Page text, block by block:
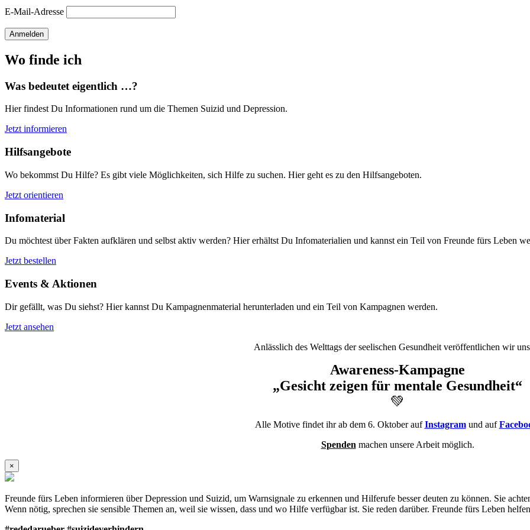
E-Mail-Adresse
Anmelden
Wo finde ich
Was bedeutet eigentlich …?
Hier findest Du Informationen rund um die Themen Suizid und Depression.
Jetzt informieren
Hilfsangebote
Wo bekommst Du Hilfe? Es gibt viele Möglichkeiten, sich Hilfe zu suchen. Hier geht es zu den Hilfsangeboten.
Jetzt orientieren
Infomaterial
Du möchtest über Fakten aufklären und selbst aktiv werden? Hier erhältst Du Infomaterialien und kannst ein Teil von Freunde fürs Leben
Jetzt bestellen
Events & Aktionen
Dir gefällt, was Du siehst? Hier kannst Du Kampagnenmaterial herunterladen und ein Teil von Kampagnen werden.
Jetzt ansehen
Anlässlich des Welttags der seelischen Gesundheit veröffentlichen wir
Awareness-Kampagne
„Gesicht zeigen für mentale Gesundheit“
💚
Alle Motive findet ihr ab dem 6. Oktober auf Instagram und auf
Spenden machen unsere Arbeit möglich.
×
Freunde fürs Leben informieren über Depression und Suizid, um Warnsignale zu erkennen und Hilferufe besser deuten zu können. Sie
Wenn nötig, sprechen sie sensible Themen an, weil sie wissen, dass und wo Hilfe verfügbar ist. Sie reden darüber. Freunde fürs Leben